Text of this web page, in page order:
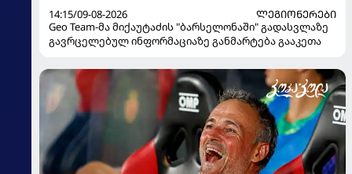
14:15/09-08-2026
ᲚᲔᲒᲘᲝᲜᲔᲠᲔᲑᲘ
Geo Team-მა მიქაუტაძის "ბარსელონაში" გადასვლაზე
გავრცელებულ ინფორმაციაზე განმარტება გააკეთა